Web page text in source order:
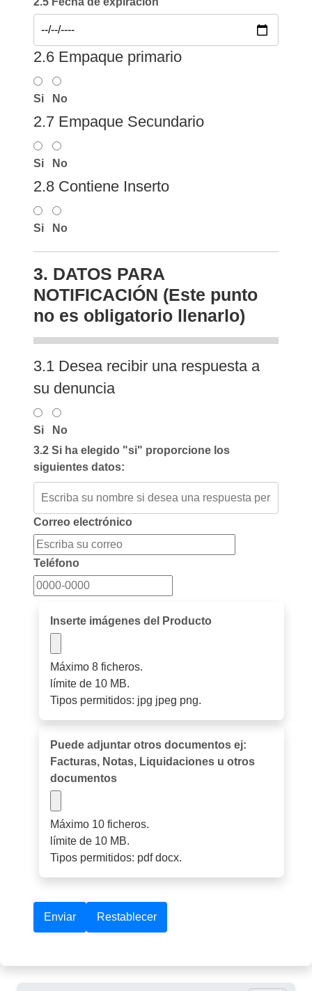
2.6 Empaque primario
Si No
2.7 Empaque Secundario
Si No
2.8 Contiene Inserto
Si No
3. DATOS PARA
NOTIFICACIÓN (Este punto
no es obligatorio llenarlo)
3.1 Desea recibir una respuesta a
su denuncia
Si
No
3.2 Si ha elegido "si" proporcione los
siguientes datos:
Correo electrónico
Teléfono
Inserte imágenes del Producto
Máximo 8 ficheros.
límite de 10 MB.
Tipos permitidos: jpg jpeg png.
Puede adjuntar otros documentos ej:
Facturas, Notas, Liquidaciones u otros
documentos
Máximo 10 ficheros.
límite de 10 MB.
Tipos permitidos: pdf docx.